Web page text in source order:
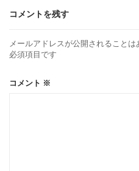
コメントを残す
メールアドレスが公開されることは
必須項目です
コメント ※